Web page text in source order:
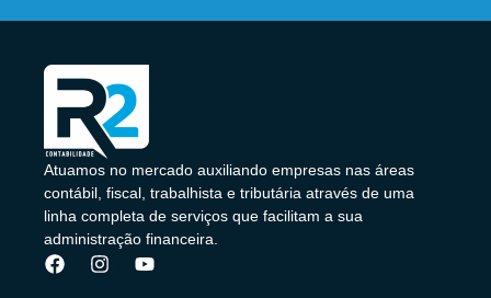
Atuamos no mercado auxiliando empresas nas áreas
contábil, fiscal, trabalhista e tributária através de uma
linha completa de serviços que facilitam a sua
administração financeira.